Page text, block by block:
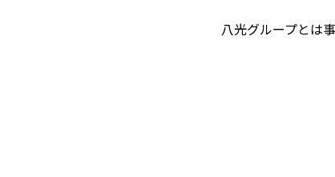
八光グループとは